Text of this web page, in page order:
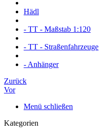
Hädl
- TT - Maßstab 1:120
- TT - Straßenfahrzeuge
- Anhänger
Zurück
Vor
Menü schließen
Kategorien